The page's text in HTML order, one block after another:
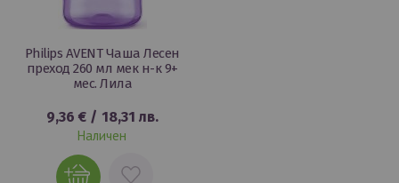
Philips AVENT Чаша Лесен
преход 260 мл мек н-к 9+
мес. Лила
9,36 €/ 18,31 лв.
Наличен
ДОБАВИ